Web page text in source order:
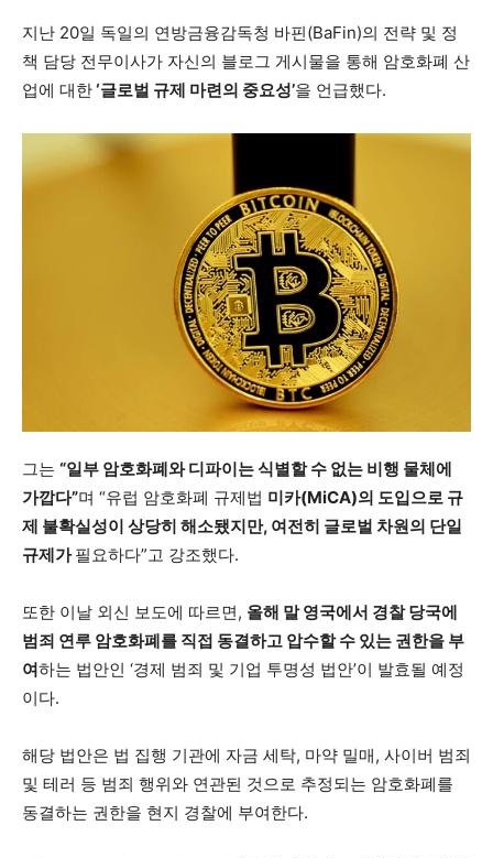
지난 20일 독일의 연방금융감독청 바핀(BaFin)의 전략 및 정
책 담당 전무이사가 자신의 블로그 게시물을 통해 암호화폐 산
업에 대한‘글로벌 규제 마련의 중요성’을 언급했다.
그는 “일부 암호화폐와 디파이는 식별할 수 없는 비행 물체에
가깝다”며 “유럽 암호화폐 규제법 미카(MiCA)의 도입으로 규
제 불확실성이 상당히 해소됐지만, 여전히 글로벌 차원의 단일
규제가필요하다”고 강조했다.
또한 이날 외신 보도에 따르면, 올해 말 영국에서 경찰 당국에
범죄 연루 암호화폐를 직접 동결하고 압수할 수 있는 권한을 부
여하는 법안인 ‘경제 범죄 및 기업 투명성 법안’이 발효될 예정
이다.
해당 법안은 법 집행 기관에 자금 세탁, 마약 밀매, 사이버 범죄
및 테러 등 범죄 행위와 연관된 것으로 추정되는 암호화폐를
동결하는 권한을 현지 경찰에 부여한다.